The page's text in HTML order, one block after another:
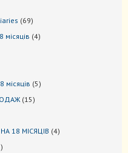
6969
44
55
1515
18 МІСЯЦІВ 44
12